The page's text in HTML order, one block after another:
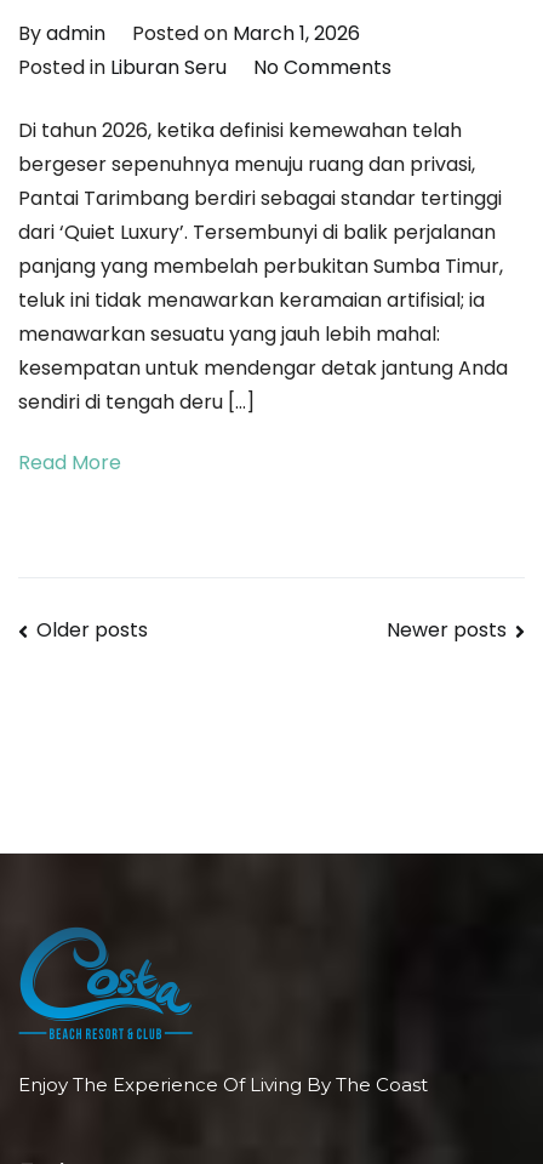
Byadmin Posted on March 1, 2026
Posted in Liburan Seru No Commentson
di
Balik
Labirin
Savana:
Menjemput
Hening
dan
Elegansi
Di tahun 2026, ketika definisi kemewahan telah
bergeser sepenuhnya menuju ruang dan privasi,
Pantai Tarimbang berdiri sebagai standar tertinggi
dari ‘Quiet Luxury’. Tersembunyi di balik perjalanan
panjang yang membelah perbukitan Sumba Timur,
teluk ini tidak menawarkan keramaian artifisial; ia
menawarkan sesuatu yang jauh lebih mahal:
kesempatan untuk mendengar detak jantung Anda
sendiri di tengah deru […]
Read More
Posts
Older posts Newer posts
Enjoy The Experience Of Living By The Coast